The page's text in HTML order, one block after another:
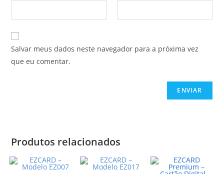
Salvar meus dados neste navegador para a próxima vez
que eu comentar.
Produtos relacionados